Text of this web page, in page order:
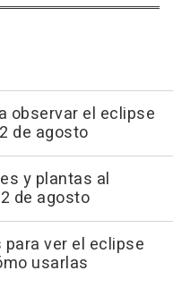
observar el eclipse
de agosto
y plantas al
de agosto
ver el eclipse
usarlas